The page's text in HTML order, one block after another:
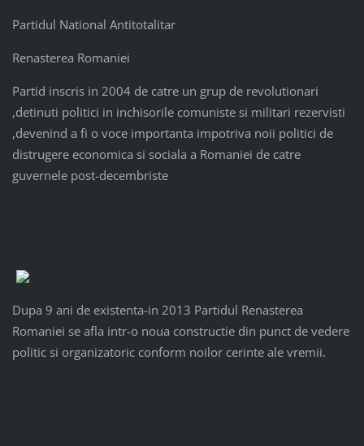
Partidul National Antitotalitar
Renasterea Romaniei
Partid inscris in 2004 de catre un grup de revolutionari
,detinuti politici in inchisorile comuniste si militari rezervisti
,devenind a fi o voce importanta impotriva noii politici de
distrugere economica si sociala a Romaniei de catre
guvernele post-decembriste
Dupa 9 ani de existenta-in 2013 Partidul Renasterea
Romaniei se afla intr-o noua constructie din punct de vedere
politic si organizatoric conform noilor cerinte ale vremii.